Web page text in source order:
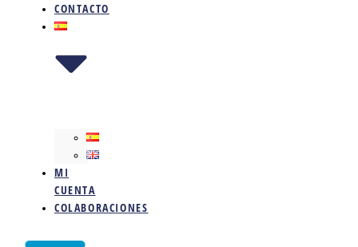
CONTACTO
MI
CUENTA
COLABORACIONES